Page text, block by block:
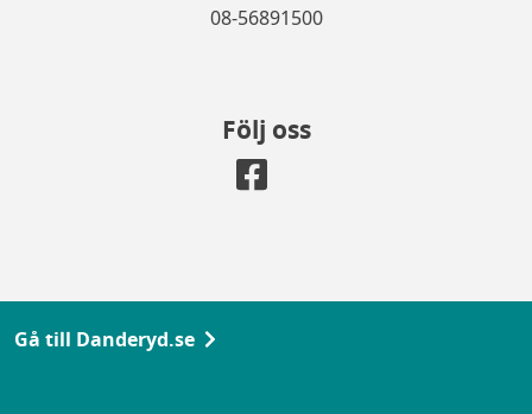
08-56891500
Följ oss
Gå till Danderyd.se